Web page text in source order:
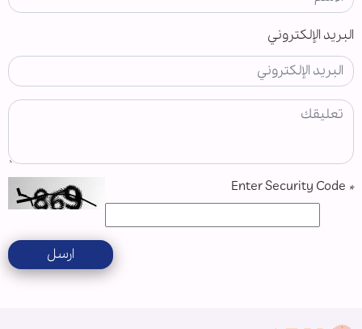
البريد الإلكتروني
*
ارسل